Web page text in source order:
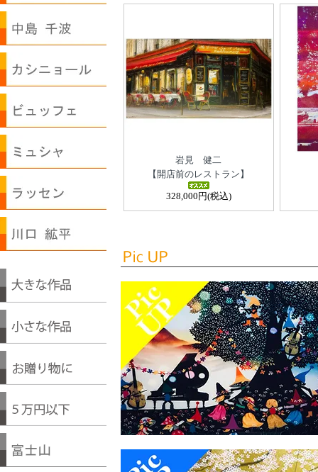
岩見 健二
【開店前のレストラン】
328,000円(税込)